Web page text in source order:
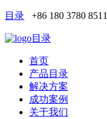
目录 +86 180 3780 8511
目录
首页
产品目录
解决方案
成功案例
关于我们